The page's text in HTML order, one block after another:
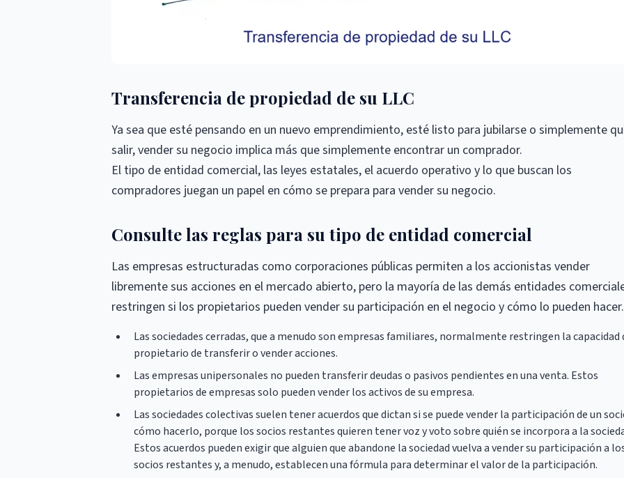
Transferencia de propiedad de su LLC
Ya sea que esté pensando en un nuevo emprendimiento, esté listo para jubilarse o simplemente
salir, vender su negocio implica más que simplemente encontrar un comprador.
El tipo de entidad comercial, las leyes estatales, el acuerdo operativo y lo que buscan los
compradores juegan un papel en cómo se prepara para vender su negocio.
Consulte las reglas para su tipo de entidad comercial
Las empresas estructuradas como corporaciones públicas permiten a los accionistas vender
libremente sus acciones en el mercado abierto, pero la mayoría de las demás entidades
restringen si los propietarios pueden vender su participación en el negocio y cómo lo pueden hacer.
Las sociedades cerradas, que a menudo son empresas familiares, normalmente restringen la capacidad
propietario de transferir o vender acciones.
Las empresas unipersonales no pueden transferir deudas o pasivos pendientes en una venta. Estos
propietarios de empresas solo pueden vender los activos de su empresa.
Las sociedades colectivas suelen tener acuerdos que dictan si se puede vender la participación de un
cómo hacerlo, porque los socios restantes quieren tener voz y voto sobre quién se incorpora a la
Estos acuerdos pueden exigir que alguien que abandone la sociedad vuelva a vender su participación a
socios restantes y, a menudo, establecen una fórmula para determinar el valor de la participación.